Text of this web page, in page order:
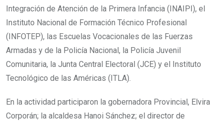
Integración de Atención de la Primera Infancia (INAIPI), el
Instituto Nacional de Formación Técnico Profesional
(INFOTEP), las Escuelas Vocacionales de las Fuerzas
Armadas y de la Policía Nacional, la Policía Juvenil
Comunitaria, la Junta Central Electoral (JCE) y el Instituto
Tecnológico de las Américas (ITLA).
En la actividad participaron la gobernadora Provincial, Elvira
Corporán; la alcaldesa Hanoi Sánchez; el director de